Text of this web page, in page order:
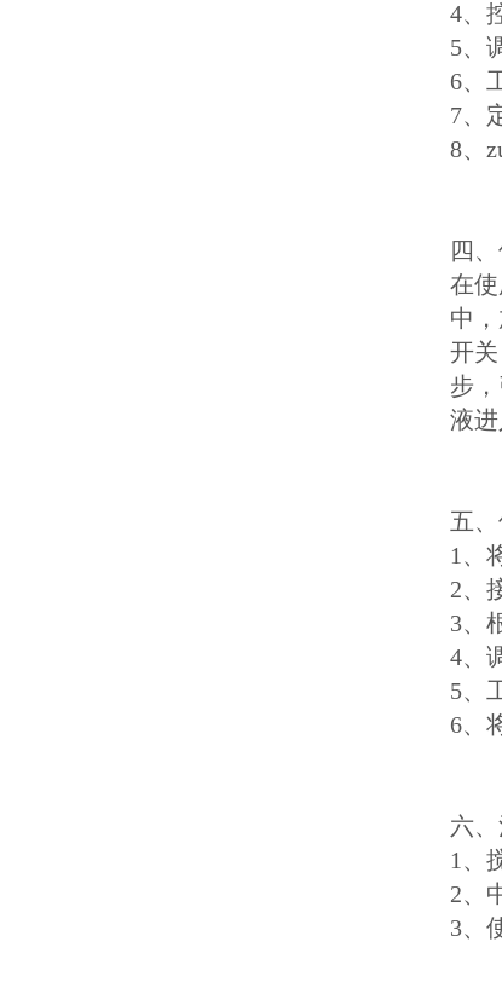
4、
5、
6、
7、
8、
四
在
中
开
步
液
五
1、
2、
3、
4、
5、
6、
六
1、
2、
3、